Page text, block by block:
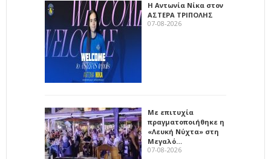
Η Αντωνία Νίκα στον
ΑΣΤΕΡΑ ΤΡΙΠΟΛΗΣ
07-08-2026
Με επιτυχία
πραγματοποιήθηκε η
«Λευκή Νύχτα» στη
Μεγαλό…
07-08-2026